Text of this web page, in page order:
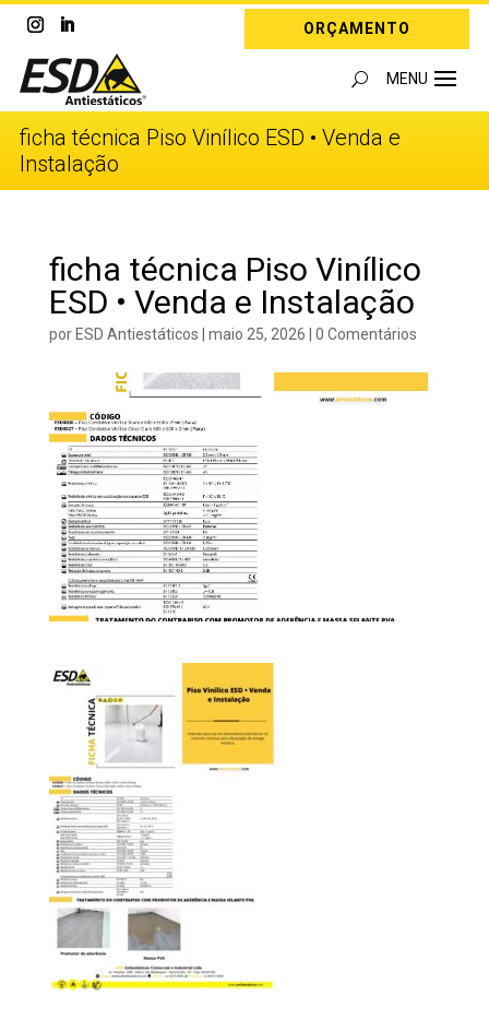
ORÇAMENTO
ficha técnica Piso Vinílico ESD • Venda e
Instalação
ficha técnica Piso Vinílico
ESD • Venda e Instalação
porESD Antiestáticos | maio 25, 2026 | 0 Comentários